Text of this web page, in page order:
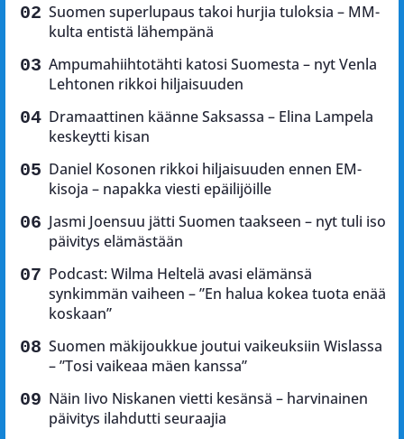
Suomen superlupaus takoi hurjia tuloksia – MM-
kulta entistä lähempänä
Ampumahiihtotähti katosi Suomesta – nyt Venla
Lehtonen rikkoi hiljaisuuden
Dramaattinen käänne Saksassa – Elina Lampela
keskeytti kisan
Daniel Kosonen rikkoi hiljaisuuden ennen EM-
kisoja – napakka viesti epäilijöille
Jasmi Joensuu jätti Suomen taakseen – nyt tuli iso
päivitys elämästään
Podcast: Wilma Heltelä avasi elämänsä
synkimmän vaiheen – ”En halua kokea tuota enää
koskaan”
Suomen mäkijoukkue joutui vaikeuksiin Wislassa
– ”Tosi vaikeaa mäen kanssa”
Näin Iivo Niskanen vietti kesänsä – harvinainen
päivitys ilahdutti seuraajia